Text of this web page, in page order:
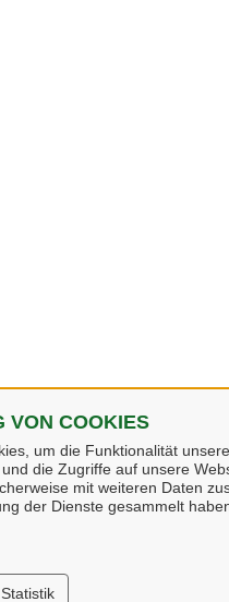
VON COOKIES
um die Funktionalität
die Zugriffe auf unsere
mit weiteren Daten
der Dienste gesammelt
Statistik